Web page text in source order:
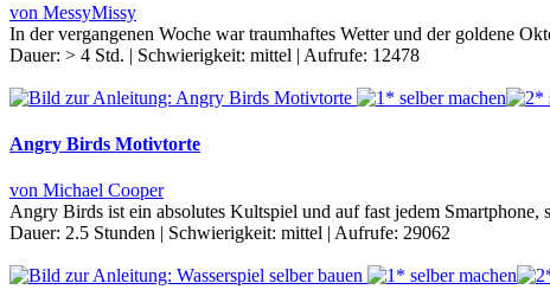
von MessyMissy
In der vergangenen Woche war traumhaftes Wetter und der goldene
Dauer: > 4 Std. | Schwierigkeit: mittel | Aufrufe: 12478
Angry Birds Motivtorte
von Michael Cooper
Angry Birds ist ein absolutes Kultspiel und auf fast jedem
Dauer: 2.5 Stunden | Schwierigkeit: mittel | Aufrufe: 29062